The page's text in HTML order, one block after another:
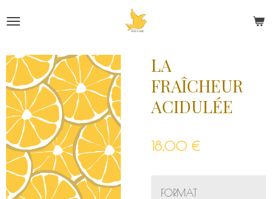
au
principal
LA
FRAÎCHEUR
ACIDULÉE
18,00 €
FORMAT